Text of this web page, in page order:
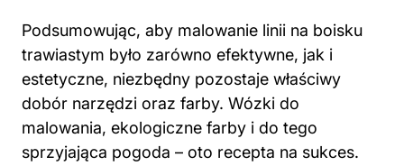
Podsumowując, aby malowanie linii na boisku
trawiastym było zarówno efektywne, jak i
estetyczne, niezbędny pozostaje właściwy
dobór narzędzi oraz farby. Wózki do
malowania, ekologiczne farby i do tego
sprzyjająca pogoda – oto recepta na sukces.